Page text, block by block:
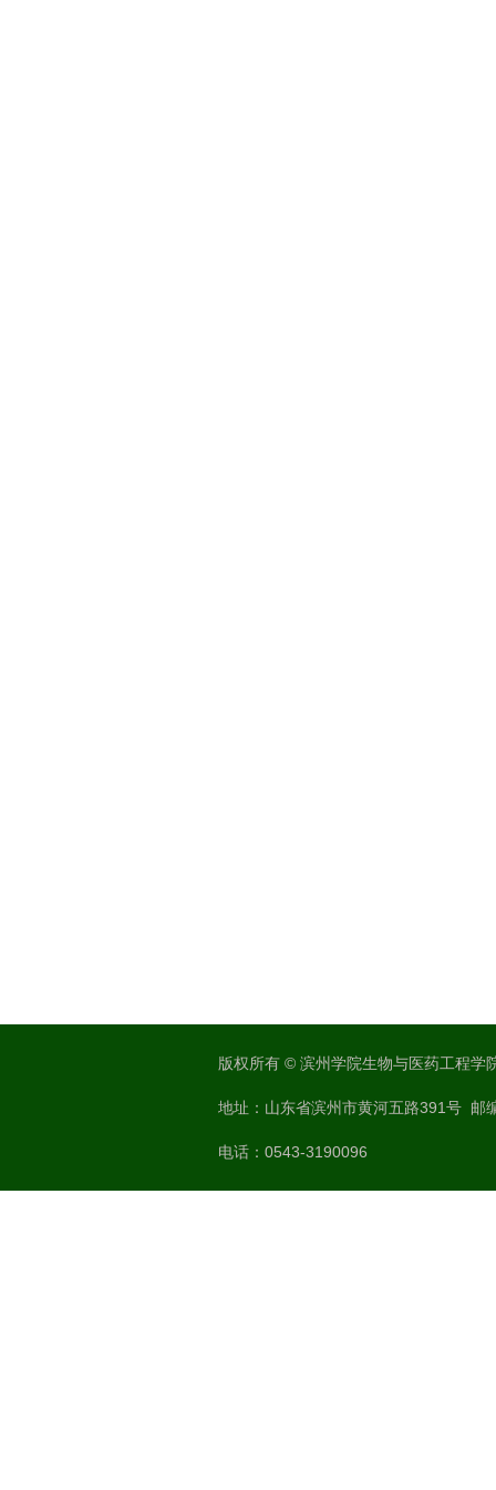
版权所有 © 滨州学院生物与医药工程学
地址：山东省滨州市黄河五路391号 邮
电话：0543-3190096